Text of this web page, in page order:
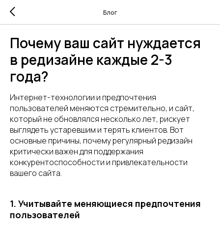
Блог
Почему ваш сайт нуждается
в редизайне каждые 2-3
года?
Интернет-технологии и предпочтения
пользователей меняются стремительно, и сайт,
который не обновлялся несколько лет, рискует
выглядеть устаревшим и терять клиентов. Вот
основные причины, почему регулярный редизайн
критически важен для поддержания
конкурентоспособности и привлекательности
вашего сайта.
1. Учитывайте меняющиеся предпочтения
пользователей